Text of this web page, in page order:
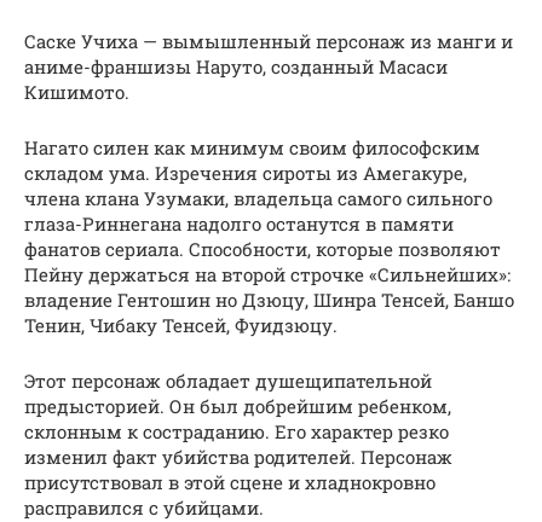
Саске Учиха — вымышленный персонаж из манги и
аниме-франшизы Наруто, созданный Масаси
Кишимото.
Нагато силен как минимум своим философским
складом ума. Изречения сироты из Амегакуре,
члена клана Узумаки, владельца самого сильного
глаза-Риннегана надолго останутся в памяти
фанатов сериала. Способности, которые позволяют
Пейну держаться на второй строчке «Сильнейших»:
владение Гентошин но Дзюцу, Шинра Тенсей, Баншо
Тенин, Чибаку Тенсей, Фуидзюцу.
Этот персонаж обладает душещипательной
предысторией. Он был добрейшим ребенком,
склонным к состраданию. Его характер резко
изменил факт убийства родителей. Персонаж
присутствовал в этой сцене и хладнокровно
расправился с убийцами.